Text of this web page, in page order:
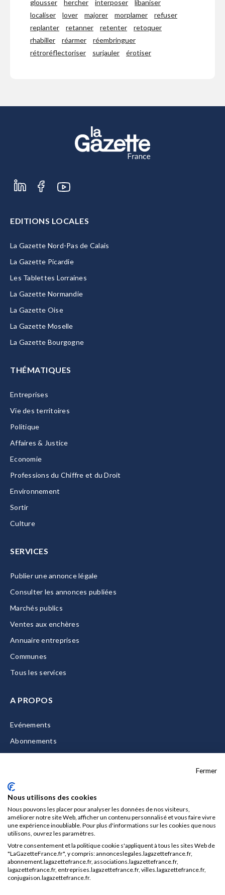
glousser
hercher interposer
libaniser
localiser
lover majorer morplamer
refuser
replanter
retanner retenter
retoquer
rhabiller
réarmer
réembringuer
rétroréflectoriser
surjauler érotiser
EDITIONS LOCALES
La Gazette Nord-Pas de Calais
La Gazette Picardie
Les Tablettes Lorraines
La Gazette Normandie
La Gazette Oise
La Gazette Moselle
La Gazette Bourgogne
THÉMATIQUES
Entreprises
Vie des territoires
Politique
Affaires & Justice
Economie
Professions du Chiffre et du Droit
Environnement
Sortir
Culture
SERVICES
Publier une annonce légale
Consulter les annonces publiées
Marchés publics
Ventes aux enchères
Annuaire entreprises
Communes
Tous les services
A PROPOS
Evénements
Abonnements
Nous contacter
Mentions légales
CGU/CGV
Données personnelles
Fermer
Nous utilisons des cookies
Nous pouvons les placer pour analyser les données de nos visiteurs,
améliorer notre site Web, afficher un contenu personnalisé et vous faire vivre
une expérience inoubliable. Pour plus d'informations sur les cookies que nous
utilisons, ouvrez les paramètres.
Votre consentement et la politique cookie s'appliquent à tous les sites Web de
"LaGazetteFrance.fr", y compris: annonceslegales.lagazettefrance.fr,
abonnement.lagazettefrance.fr, associations.lagazettefrance.fr,
lagazettefrance.fr, entreprises.lagazettefrance.fr, villes.lagazettefrance.fr,
conjugaison.lagazettefrance.fr.